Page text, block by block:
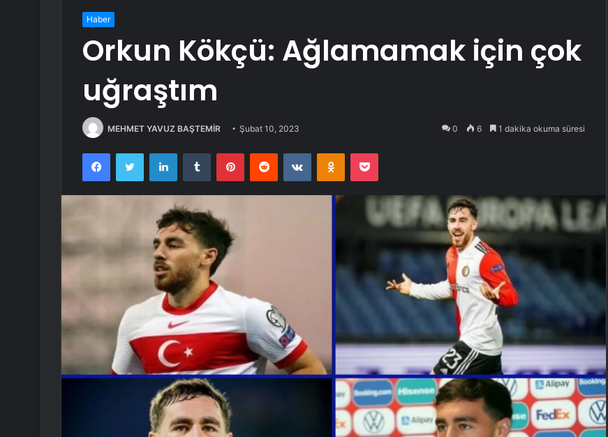
Haber
Orkun Kökçü: Ağlamamak için çok
uğraştım
MEHMET YAVUZ BAŞTEMİR Şubat 10, 2023 0 6 1 dakika okuma süresi
FacebookTwitter LinkedInTumblr PinterestReddit VKontakteOdnoklassniki
Pocket